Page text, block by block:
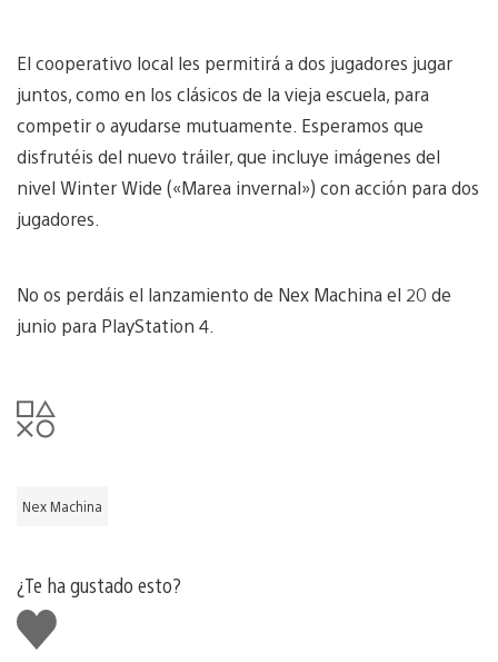
El cooperativo local les permitirá a dos jugadores jugar
juntos, como en los clásicos de la vieja escuela, para
competir o ayudarse mutuamente. Esperamos que
disfrutéis del nuevo tráiler, que incluye imágenes del
nivel Winter Wide («Marea invernal») con acción para dos
jugadores.
No os perdáis el lanzamiento de Nex Machina el 20 de
junio para PlayStation 4.
Nex Machina
¿Te ha gustado esto?
Me
gusta